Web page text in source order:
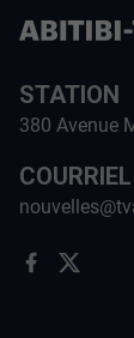
STATION
380 Avenue
COURRIEL